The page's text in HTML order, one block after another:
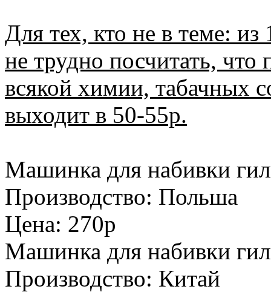
Для тех, кто не в теме: из
не трудно посчитать, что
всякой химии, табачных
выходит в 50-55р.
Машинка для набивки
Производство: Польша
Цена: 270р
Машинка для набивки
Производство: Китай